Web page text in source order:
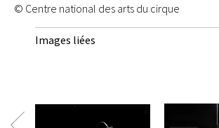
© Centre national des arts du cirque
Images liées